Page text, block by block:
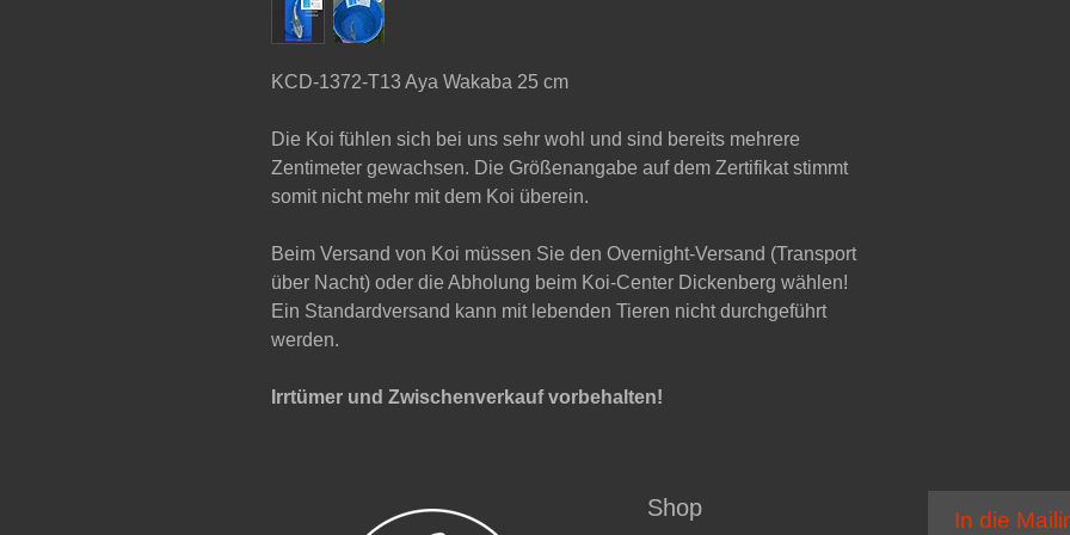
KCD-1372-T13 Aya Wakaba 25 cm
Die Koi fühlen sich bei uns sehr wohl und sind bereits mehrere
Zentimeter gewachsen. Die Größenangabe auf dem Zertifikat stimmt
somit nicht mehr mit dem Koi überein.
Beim Versand von Koi müssen Sie den Overnight-Versand (Transport
über Nacht) oder die Abholung beim Koi-Center Dickenberg wählen!
Ein Standardversand kann mit lebenden Tieren nicht durchgeführt
werden.
Irrtümer und Zwischenverkauf vorbehalten!
Shop In die